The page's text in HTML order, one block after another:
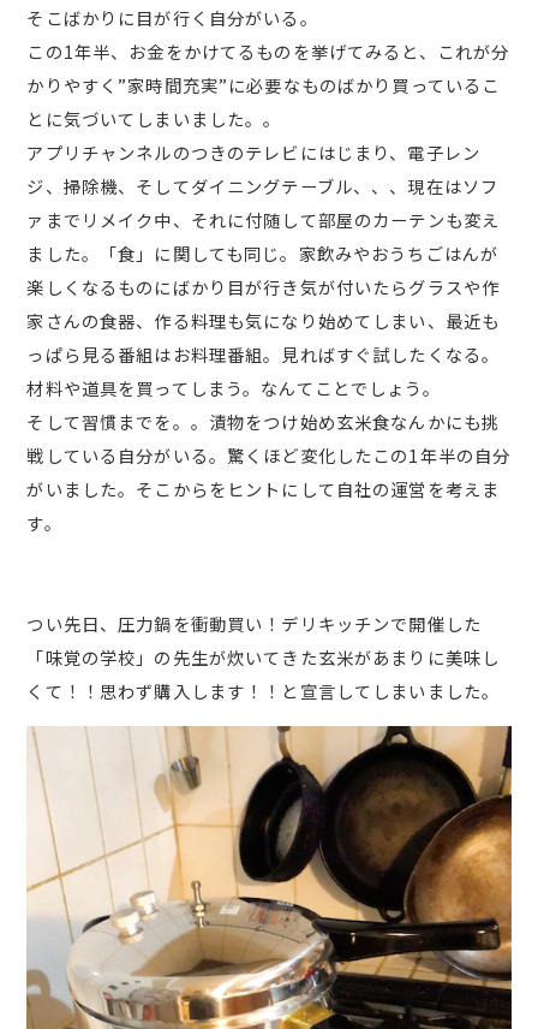
そこばかりに目が行く自分がいる。
この1年半、お金をかけてるものを挙げてみると、これが分
かりやすく”家時間充実”に必要なものばかり買っているこ
とに気づいてしまいました。。
アプリチャンネルのつきのテレビにはじまり、電子レン
ジ、掃除機、そしてダイニングテーブル、、、現在はソフ
ァまでリメイク中、それに付随して部屋のカーテンも変え
ました。「食」に関しても同じ。家飲みやおうちごはんが
楽しくなるものにばかり目が行き気が付いたらグラスや作
家さんの食器、作る料理も気になり始めてしまい、最近も
っぱら見る番組はお料理番組。見ればすぐ試したくなる。
材料や道具を買ってしまう。なんてことでしょう。
そして習慣までを。。漬物をつけ始め玄米食なんかにも挑
戦している自分がいる。驚くほど変化したこの1年半の自分
がいました。そこからをヒントにして自社の運営を考えま
す。
つい先日、圧力鍋を衝動買い！デリキッチンで開催した
「味覚の学校」の先生が炊いてきた玄米があまりに美味し
くて！！思わず購入します！！と宣言してしまいました。